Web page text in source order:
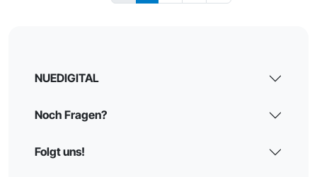
NUEDIGITAL
Noch Fragen?
Folgt uns!